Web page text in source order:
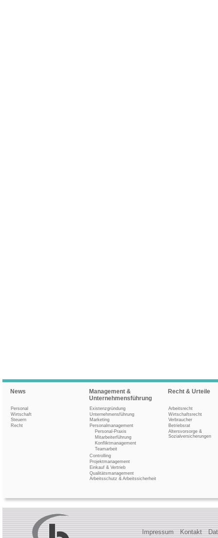
News
Personal
Wirtschaft
Steuern
Recht
Management &
Unternehmensführung
Existenzgründung
Unternehmensführung
Marketing
Personalmanagement
Personal-Praxis
Mitarbeiterführung
Konfliktmanagement
Teamarbeit
Controlling
Projektmanagement
Einkauf & Vertrieb
Qualitätsmanagement
Arbeitsschutz & Arbeitssicherheit
Recht & Urteile
Arbeitsrecht
Wirtschaftsrecht
Verbraucher
Betriebsrat
Altersvorsorge &
Sozialversicherungen
Impressum Kontakt